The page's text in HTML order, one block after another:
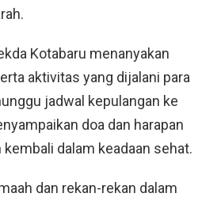
Kotabaru menanyakan
aktivitas yang dijalani para
jadwal kepulangan ke
doa dan harapan
dalam keadaan sehat.
dan rekan-rekan dalam